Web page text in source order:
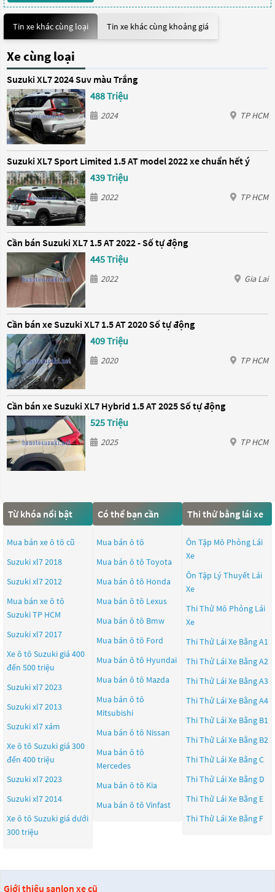
Tin xe khác cùng loại Tin xe khác cùng khoảng giá
Xe cùng loại
Suzuki XL7 2024 Suv màu Trắng
488 Triệu
2024 TP HCM
Suzuki XL7 Sport Limited 1.5 AT model 2022 xe chuẩn hết ý
439 Triệu
2022 TP HCM
Cần bán Suzuki XL7 1.5 AT 2022 - Số tự động
445 Triệu
2022 Gia Lai
Cần bán xe Suzuki XL7 1.5 AT 2020 Số tự động
409 Triệu
2020 TP HCM
Cần bán xe Suzuki XL7 Hybrid 1.5 AT 2025 Số tự động
525 Triệu
2025 TP HCM
Từ khóa nổi bật
Mua bán xe ô tô cũ
Suzuki xl7 2018
Suzuki xl7 2012
Mua bán xe ô tô
Suzuki TP HCM
Suzuki xl7 2017
Xe ô tô Suzuki giá 400
đến 500 triệu
Suzuki xl7 2023
Suzuki xl7 2013
Suzuki xl7 xám
Xe ô tô Suzuki giá 300
đến 400 triệu
Suzuki xl7 2023
Suzuki xl7 2014
Xe ô tô Suzuki giá dưới
300 triệu
Có thể bạn cần
Mua bán ô tô
Mua bán ô tô Toyota
Mua bán ô tô Honda
Mua bán ô tô Lexus
Mua bán ô tô Bmw
Mua bán ô tô Ford
Mua bán ô tô Hyundai
Mua bán ô tô Mazda
Mua bán ô tô
Mitsubishi
Mua bán ô tô Nissan
Mua bán ô tô
Mercedes
Mua bán ô tô Kia
Mua bán ô tô Vinfast
Thi thử bằng lái xe
Ôn Tập Mô Phỏng Lái
Xe
Ôn Tập Lý Thuyết Lái
Xe
Thi Thử Mô Phỏng Lái
Xe
Thi Thử Lái Xe Bằng A1
Thi Thử Lái Xe Bằng A2
Thi Thử Lái Xe Bằng A3
Thi Thử Lái Xe Bằng A4
Thi Thử Lái Xe Bằng B1
Thi Thử Lái Xe Bằng B2
Thi Thử Lái Xe Bằng C
Thi Thử Lái Xe Bằng D
Thi Thử Lái Xe Bằng E
Thi Thử Lái Xe Bằng F
Giới thiệu sanlon xe cũ